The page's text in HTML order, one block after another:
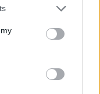
or more Google
You may click to
third-party tags to
in below Google
valiosas
bajo
mis
se